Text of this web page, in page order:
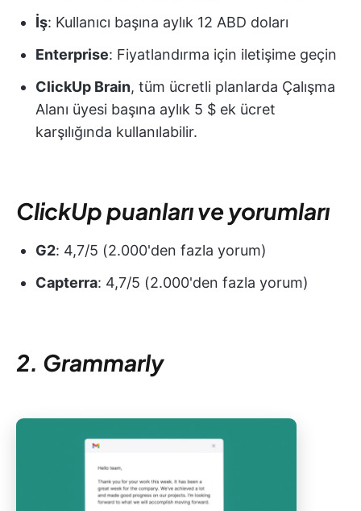
İş: Kullanıcı başına aylık 12 ABD doları
Enterprise: Fiyatlandırma için iletişime geçin
ClickUp Brain, tüm ücretli planlarda Çalışma
Alanı üyesi başına aylık 5 $ ek ücret
karşılığında kullanılabilir.
ClickUp puanları ve yorumları
G2: 4,7/5 (2.000'den fazla yorum)
Capterra: 4,7/5 (2.000'den fazla yorum)
2. Grammarly